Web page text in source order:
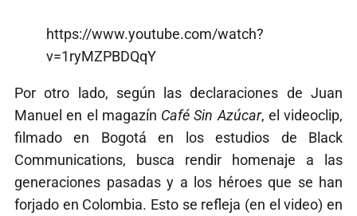
https://www.youtube.com/watch?
v=1ryMZPBDQqY
Por otro lado, según las declaraciones de Juan
Manuel en el magazín Café Sin Azúcar, el videoclip,
filmado en Bogotá en los estudios de Black
Communications, busca rendir homenaje a las
generaciones pasadas y a los héroes que se han
forjado en Colombia. Esto se refleja (en el video) en